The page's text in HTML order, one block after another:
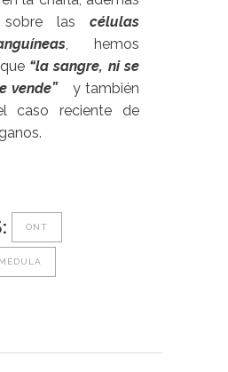
las células
, hemos
“la sangre, ni se
vende”
y también
caso reciente de
ONT